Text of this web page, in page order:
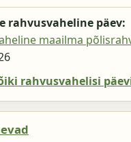
rahvusvaheline päev:
maailma
rahvusvahelisi